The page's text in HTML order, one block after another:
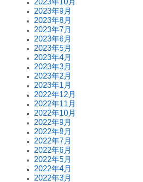
2023年9月
2023年8月
2023年7月
2023年6月
2023年5月
2023年4月
2023年3月
2023年2月
2023年1月
2022年12月
2022年11月
2022年10月
2022年9月
2022年8月
2022年7月
2022年6月
2022年5月
2022年4月
2022年3月